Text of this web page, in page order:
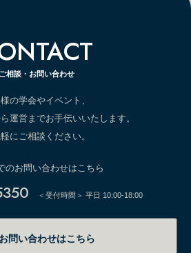
ご相談・お問い合わせ
の学会やイベント、
運営までお手伝いいたします。
にご相談ください。
のお問い合わせはこちら
＜受付時間＞ 平日 10:00-18:00
お問い合わせはこちら